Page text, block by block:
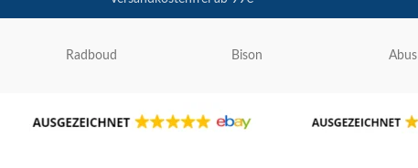
Radboud Bison Abus